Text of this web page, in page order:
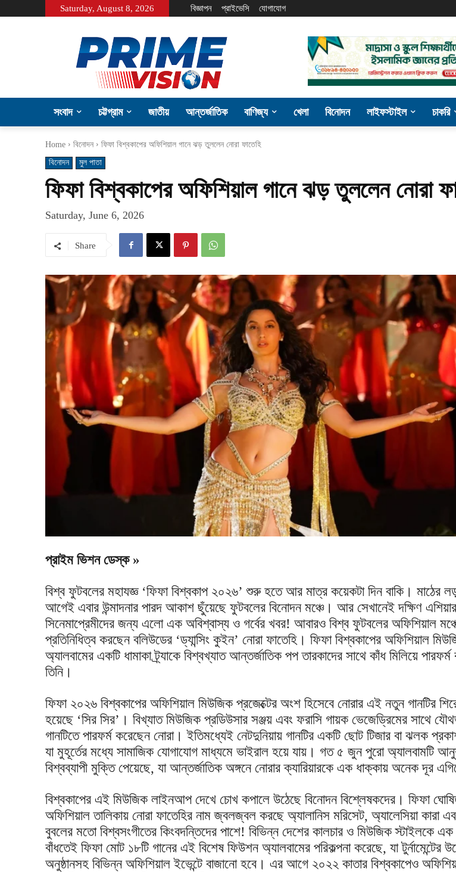
Saturday, August 8, 2026 বিজ্ঞাপন প্রাইভেসি যোগাযোগ
সংবাদ চট্টগ্রাম জাতীয় আন্তর্জাতিক বাণিজ্য খেলা বিনোদন লাইফস্টাইল চাকরি
Home বিনোদন
ফিফা বিশ্বকাপের অফিশিয়াল গানে ঝড় তুললেন নোরা ফাতেহি
বিনোদন
মুল পাতা
ফিফা বিশ্বকাপের অফিশিয়াল গানে ঝড় তুললেন নোরা
Saturday, June 6, 2026
Share
প্রাইম ভিশন ডেস্ক »
বিশ্ব ফুটবলের মহাযজ্ঞ ‘ফিফা বিশ্বকাপ ২০২৬’ শুরু হতে আর মাত্র কয়েকটা দিন বাকি। মাঠের
আগেই এবার উন্মাদনার পারদ আকাশ ছুঁয়েছে ফুটবলের বিনোদন মঞ্চে। আর সেখানেই দক্ষিণ এশিয়ার
সিনেমাপ্রেমীদের জন্য এলো এক অবিশ্বাস্য ও গর্বের খবর! আবারও বিশ্ব ফুটবলের অফিশিয়াল
প্রতিনিধিত্ব করছেন বলিউডের ‘ড্যান্সিং কুইন’ নোরা ফাতেহি। ফিফা বিশ্বকাপের অফিশিয়াল
অ্যালবামের একটি ধামাকা ট্র্যাকে বিশ্বখ্যাত আন্তর্জাতিক পপ তারকাদের সাথে কাঁধ মিলিয়ে
তিনি।
ফিফা ২০২৬ বিশ্বকাপের অফিশিয়াল মিউজিক প্রজেক্টের অংশ হিসেবে নোরার এই নতুন গানটির
হয়েছে ‘সির সির’। বিখ্যাত মিউজিক প্রডিউসার সঞ্জয় এবং ফরাসি গায়ক ভেজেড্রিমের সাথে
গানটিতে পারফর্ম করেছেন নোরা। ইতিমধ্যেই নেটদুনিয়ায় গানটির একটি ছোট টিজার বা ঝলক
যা মুহূর্তের মধ্যে সামাজিক যোগাযোগ মাধ্যমে ভাইরাল হয়ে যায়। গত ৫ জুন পুরো অ্যালবামটি
বিশ্বব্যাপী মুক্তি পেয়েছে, যা আন্তর্জাতিক অঙ্গনে নোরার ক্যারিয়ারকে এক ধাক্কায় অনেক দূর
বিশ্বকাপের এই মিউজিক লাইনআপ দেখে চোখ কপালে উঠেছে বিনোদন বিশ্লেষকদের। ফিফা
অফিশিয়াল তালিকায় নোরা ফাতেহির নাম জ্বলজ্বল করছে অ্যালানিস মরিসেট, অ্যালেসিয়া কারা
বুবলের মতো বিশ্বসংগীতের কিংবদন্তিদের পাশে! বিভিন্ন দেশের কালচার ও মিউজিক স্টাইলকে
বাঁধতেই ফিফা মোট ১৮টি গানের এই বিশেষ ফিউশন অ্যালবামের পরিকল্পনা করেছে, যা টুর্নামেন্টের
অনুষ্ঠানসহ বিভিন্ন অফিশিয়াল ইভেন্টে বাজানো হবে। এর আগে ২০২২ কাতার বিশ্বকাপেও